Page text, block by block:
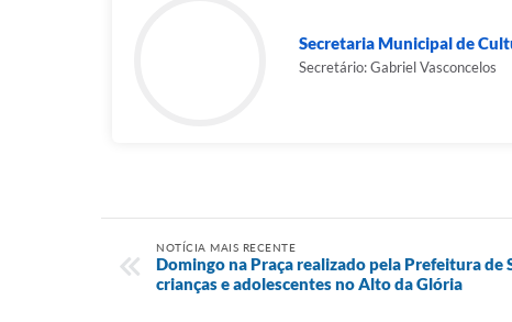
Secretaria Municipal de
Secretário: Gabriel Vasconcelos
NOTÍCIA MAIS RECENTE
Domingo na Praça realizado pela Prefeitura de
crianças e adolescentes no Alto da Glória